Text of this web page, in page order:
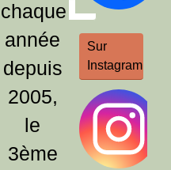
chaque
année
depuis
2005,
le
3ème
Sur
Instagram